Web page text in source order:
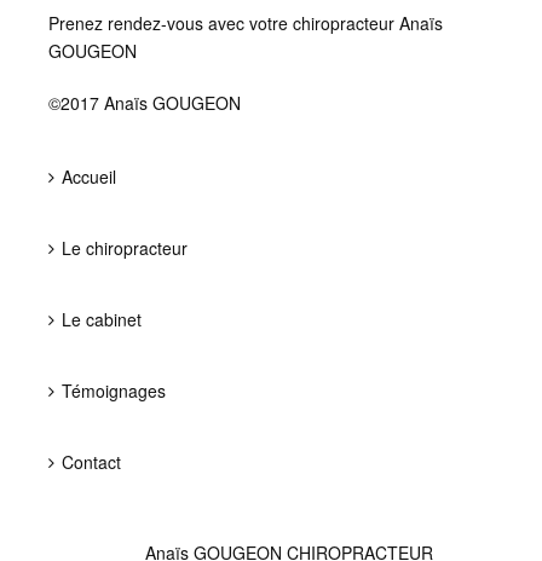
Prenez rendez-vous avec votre chiropracteur Anaïs
GOUGEON
©2017 Anaïs GOUGEON
Accueil
Le chiropracteur
Le cabinet
Témoignages
Contact
Anaïs GOUGEON CHIROPRACTEUR